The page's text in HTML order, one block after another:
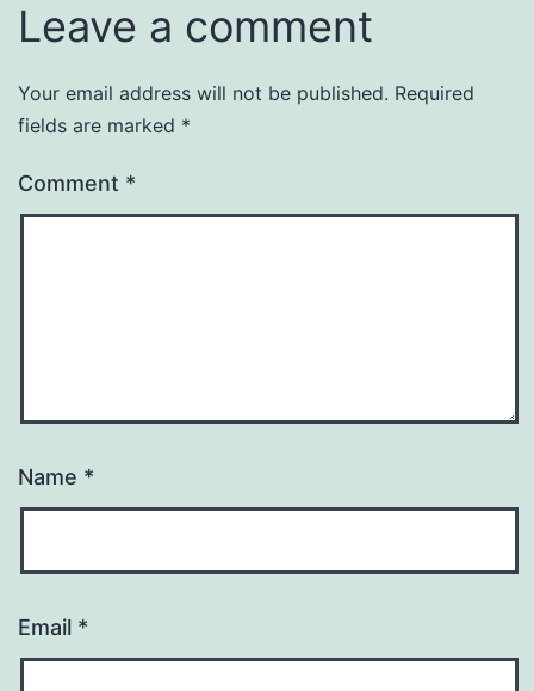
Leave a comment
Your email address will not be published. Required
fields are marked *
Comment *
Name *
Email *